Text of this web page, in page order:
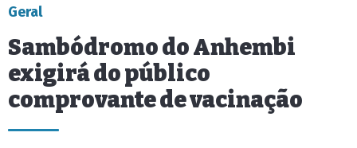
Geral
Sambódromo do Anhembi
exigirá do público
comprovante de vacinação